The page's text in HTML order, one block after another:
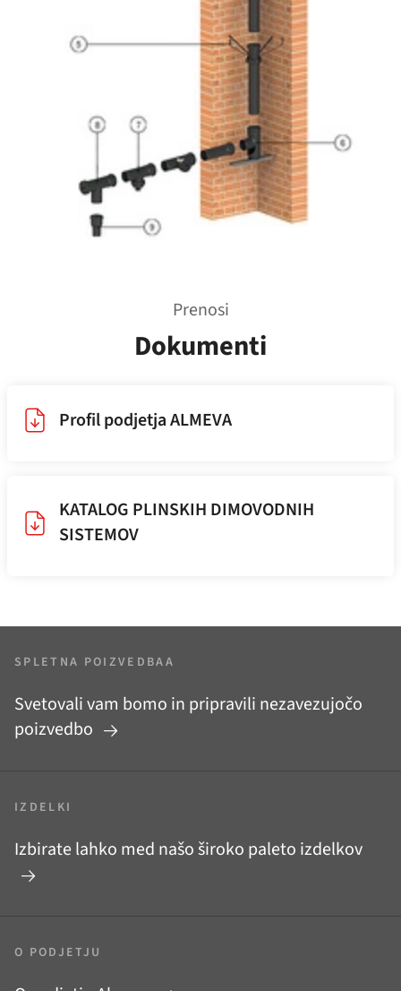
Prenosi
Dokumenti
Profil podjetja ALMEVA
KATALOG PLINSKIH DIMOVODNIH
SISTEMOV
SPLETNA POIZVEDBAA
Svetovali vam bomo in pripravili nezavezujočo
poizvedbo
IZDELKI
Izbirate lahko med našo široko paleto izdelkov
O PODJETJU